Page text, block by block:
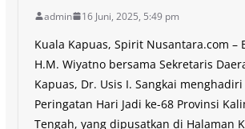
admin 16 Juni, 2025, 5:49 pm
Kuala Kapuas, Spirit Nusantara.com –
H.M. Wiyatno bersama Sekretaris
Kapuas, Dr. Usis I. Sangkai
Peringatan Hari Jadi ke-68 Provinsi
Tengah, yang dipusatkan di Halaman